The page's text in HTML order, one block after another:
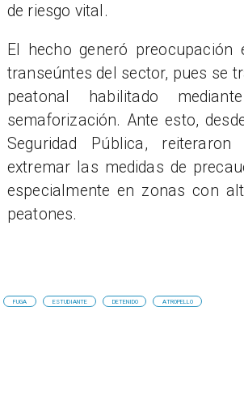
de riesgo vital.
El hecho generó preocupación
transeúntes del sector, pues se
peatonal habilitado
semaforización. Ante esto,
Seguridad Pública,
extremar las medidas de
especialmente en zonas con
peatones.
FUGA ESTUDIANTE DETENIDO ATROPELLO